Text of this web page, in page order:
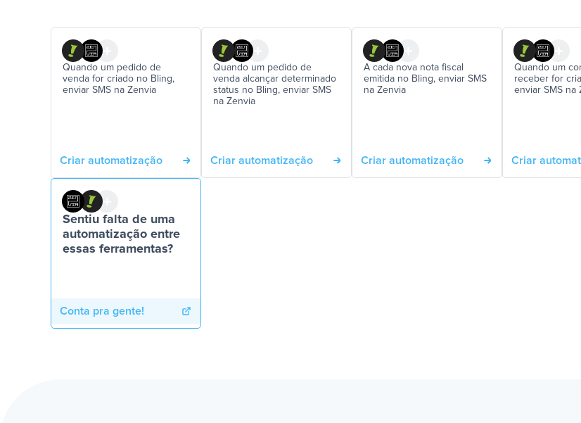
Quando um pedido de
venda for criado no Bling,
enviar SMS na Zenvia
Criar automatização
Quando um pedido de
venda alcançar determinado
status no Bling, enviar SMS
na Zenvia
Criar automatização
A cada nova nota fiscal
emitida no Bling, enviar SMS
na Zenvia
Criar automatização
Quando um
receber for
enviar SMS na
Criar
Sentiu falta de uma
automatização entre
essas ferramentas?
Conta pra gente!